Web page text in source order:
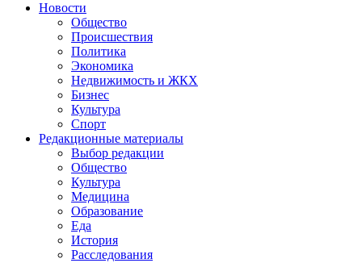
Новости
Общество
Происшествия
Политика
Экономика
Недвижимость и ЖКХ
Бизнес
Культура
Спорт
Редакционные материалы
Выбор редакции
Общество
Культура
Медицина
Образование
Еда
История
Расследования